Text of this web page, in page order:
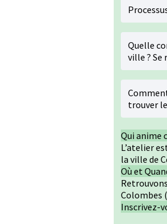
Quelle
ville ? Se
trouver
Qui anime
L’atelier
la ville de
Où et
Colombes
Inscrivez-